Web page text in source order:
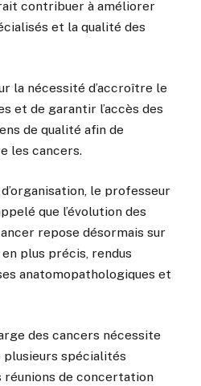
contribuer à améliorer
et la qualité des
la nécessité d’accroître le
et de garantir l’accès des
de qualité afin de
les cancers.
le professeur
que l’évolution des
repose désormais sur
plus précis, rendus
anatomopathologiques et
des cancers nécessite
spécialités
réunions de concertation